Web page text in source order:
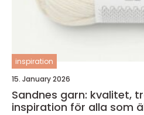
inspiration
15. January 2026
Sandnes garn: kvalitet,
inspiration för alla som